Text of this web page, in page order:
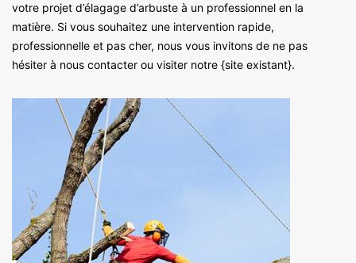
votre projet d’élagage d’arbuste à un professionnel en la
matière. Si vous souhaitez une intervention rapide,
professionnelle et pas cher, nous vous invitons de ne pas
hésiter à nous contacter ou visiter notre {site existant}.